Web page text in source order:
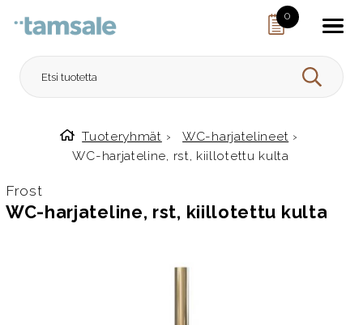
0
HAE
Etusivulle
Tuoteryhmät › WC-harjatelineet ›
WC-harjateline, rst, kiillotettu kulta
Frost
WC-harjateline, rst, kiillotettu kulta